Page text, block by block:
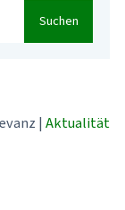
Suchen
| Aktualität